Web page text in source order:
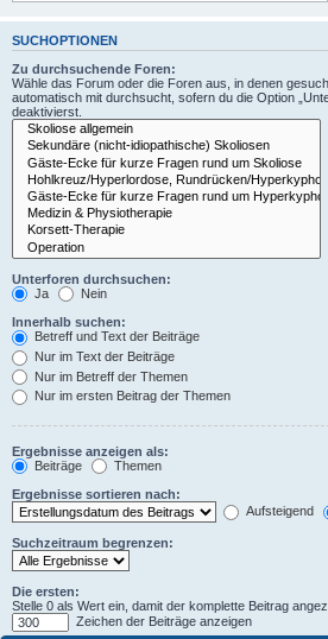
SUCHOPTIONEN
Zu durchsuchende Foren:
Wähle das Forum oder die Foren aus, in denen
automatisch mit durchsucht, sofern du die Option
deaktivierst.
Unterforen durchsuchen:
Ja
Nein
Innerhalb suchen:
Betreff und Text der Beiträge
Nur im Text der Beiträge
Nur im Betreff der Themen
Nur im ersten Beitrag der Themen
Ergebnisse anzeigen als:
Beiträge
Themen
Ergebnisse sortieren nach:
Aufsteigend
Suchzeitraum begrenzen:
Die ersten:
Stelle 0 als Wert ein, damit der komplette Beitrag
Zeichen der Beiträge anzeigen